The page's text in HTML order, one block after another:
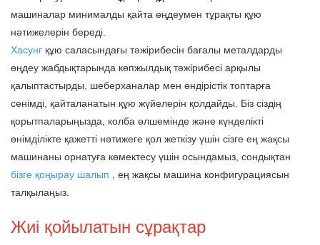
машиналар минималды қайта өңдеумен тұрақты құю
нәтижелерін береді.
Хасунг құю саласындағы тәжірибесін бағалы металдарды
өңдеу жабдықтарында көпжылдық тәжірибесі арқылы
қалыптастырды, шеберханалар мен өндірістік топтарға
сенімді, қайталанатын құю жүйелерін қолдайды. Біз сіздің
қорытпаларыңызда, колба өлшемінде және күнделікті
өнімділікте қажетті нәтижеге қол жеткізу үшін сізге ең жақсы
машинаны орнатуға көмектесу үшін осындамыз, сондықтан
бізге қоңырау шалып , ең жақсы машина конфигурациясын
талқылаңыз.
Жиі қойылатын сұрақтар